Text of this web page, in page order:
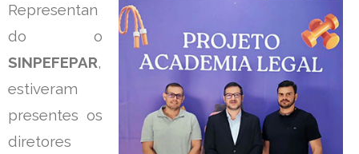
Representan
do o
SINPEFEPAR,
estiveram
presentes os
diretores